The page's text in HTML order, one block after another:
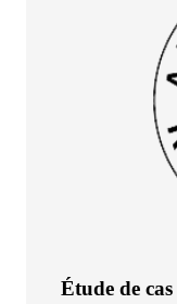
Étude de cas